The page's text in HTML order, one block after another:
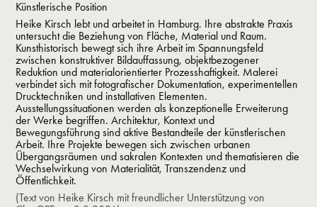
Künstlerische Position
Heike Kirsch lebt und arbeitet in Hamburg. Ihre abstrakte Praxis
untersucht die Beziehung von Fläche, Material und Raum.
Kunsthistorisch bewegt sich ihre Arbeit im Spannungsfeld
zwischen konstruktiver Bildauffassung, objektbezogener
Reduktion und materialorientierter Prozesshaftigkeit. Malerei
verbindet sich mit fotografischer Dokumentation, experimentellen
Drucktechniken und installativen Elementen.
Ausstellungssituationen werden als konzeptionelle Erweiterung
der Werke begriffen. Architektur, Kontext und
Bewegungsführung sind aktive Bestandteile der künstlerischen
Arbeit. Ihre Projekte bewegen sich zwischen urbanen
Übergangsräumen und sakralen Kontexten und thematisieren die
Wechselwirkung von Materialität, Transzendenz und
Öffentlichkeit.
(Text von Heike Kirsch mit freundlicher Unterstützung von